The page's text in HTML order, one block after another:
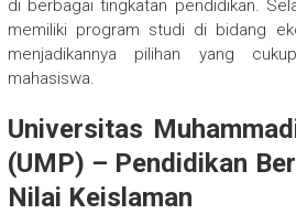
di berbagai tingkatan pendidikan.
memiliki program studi di bidang
menjadikannya pilihan yang
mahasiswa.
Universitas
(UMP) – Pendidikan
Nilai Keislaman